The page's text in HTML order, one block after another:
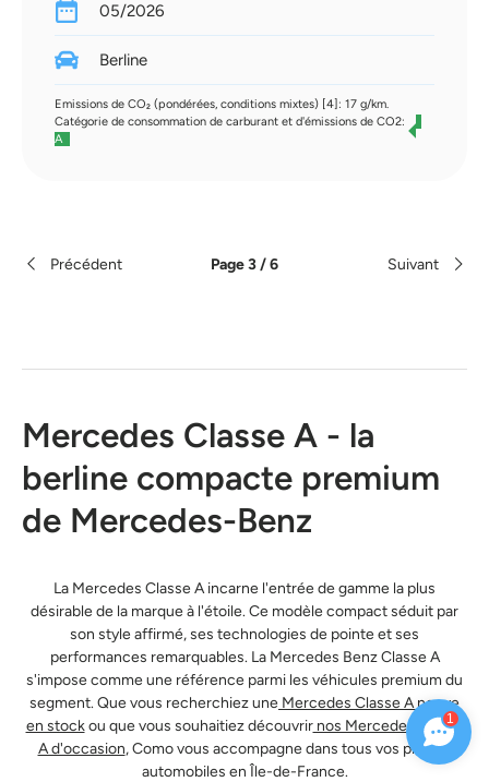
05/2026
Berline
Emissions de CO₂ (pondérées, conditions mixtes) [4]: 17 g/km.
Catégorie de consommation de carburant et d'émissions de CO2:
A
Précédent Page 3 / 6 Suivant
Mercedes Classe A - la
berline compacte premium
de Mercedes-Benz
La Mercedes Classe A incarne l'entrée de gamme la plus
désirable de la marque à l'étoile. Ce modèle compact séduit par
son style affirmé, ses technologies de pointe et ses
performances remarquables. La Mercedes Benz Classe A
s'impose comme une référence parmi les véhicules premium du
segment. Que vous recherchiez une Mercedes Classe A neuve
en stockou que vous souhaitiez découvrirnos Mercedes Classe
A d'occasion, Como vous accompagne dans tous vos projets
automobiles en Île-de-France.
1